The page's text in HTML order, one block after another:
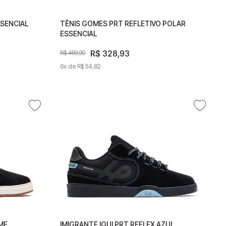
TÊNIS GOMES PRT REFLETIVO POLAR
ESSENCIAL
R$ 469,90 R$ 328,93
6x de R$ 54 82
TÊNIS GOMES PRT REFLETIVO
POLAR ESSENCIAL
R$ 469 90 R$ 328,
6x deR$ 54